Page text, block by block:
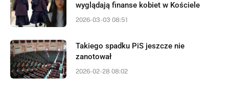
wyglądają finanse kobiet w Kościele
2026-03-03 08:51
Takiego spadku PiS jeszcze nie
zanotował
2026-02-28 08:02